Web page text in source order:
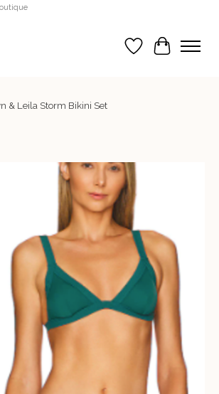
Lista de deseos
Cesta
& Leila Storm Bikini Set
image slideshow Items